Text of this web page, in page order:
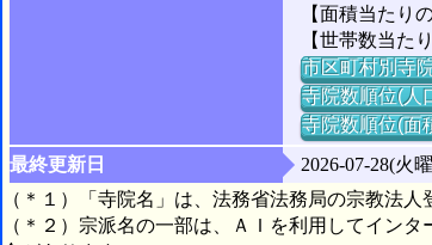
【面積当たり
【世帯数当た
市区町村別寺
寺院数順位(人
寺院数順位(面
最終更新日
2026-07-28(火
（＊１）「寺院名」は、法務省法務局の宗教法人
（＊２）宗派名の一部は、ＡＩを利用してイン